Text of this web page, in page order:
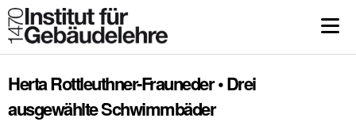
Herta Rottleuthner-Frauneder • Drei
ausgewählte Schwimmbäder